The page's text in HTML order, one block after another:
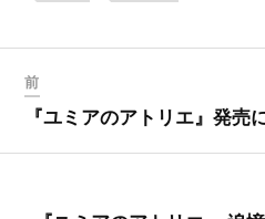
前
『ユミアのアトリエ』発売